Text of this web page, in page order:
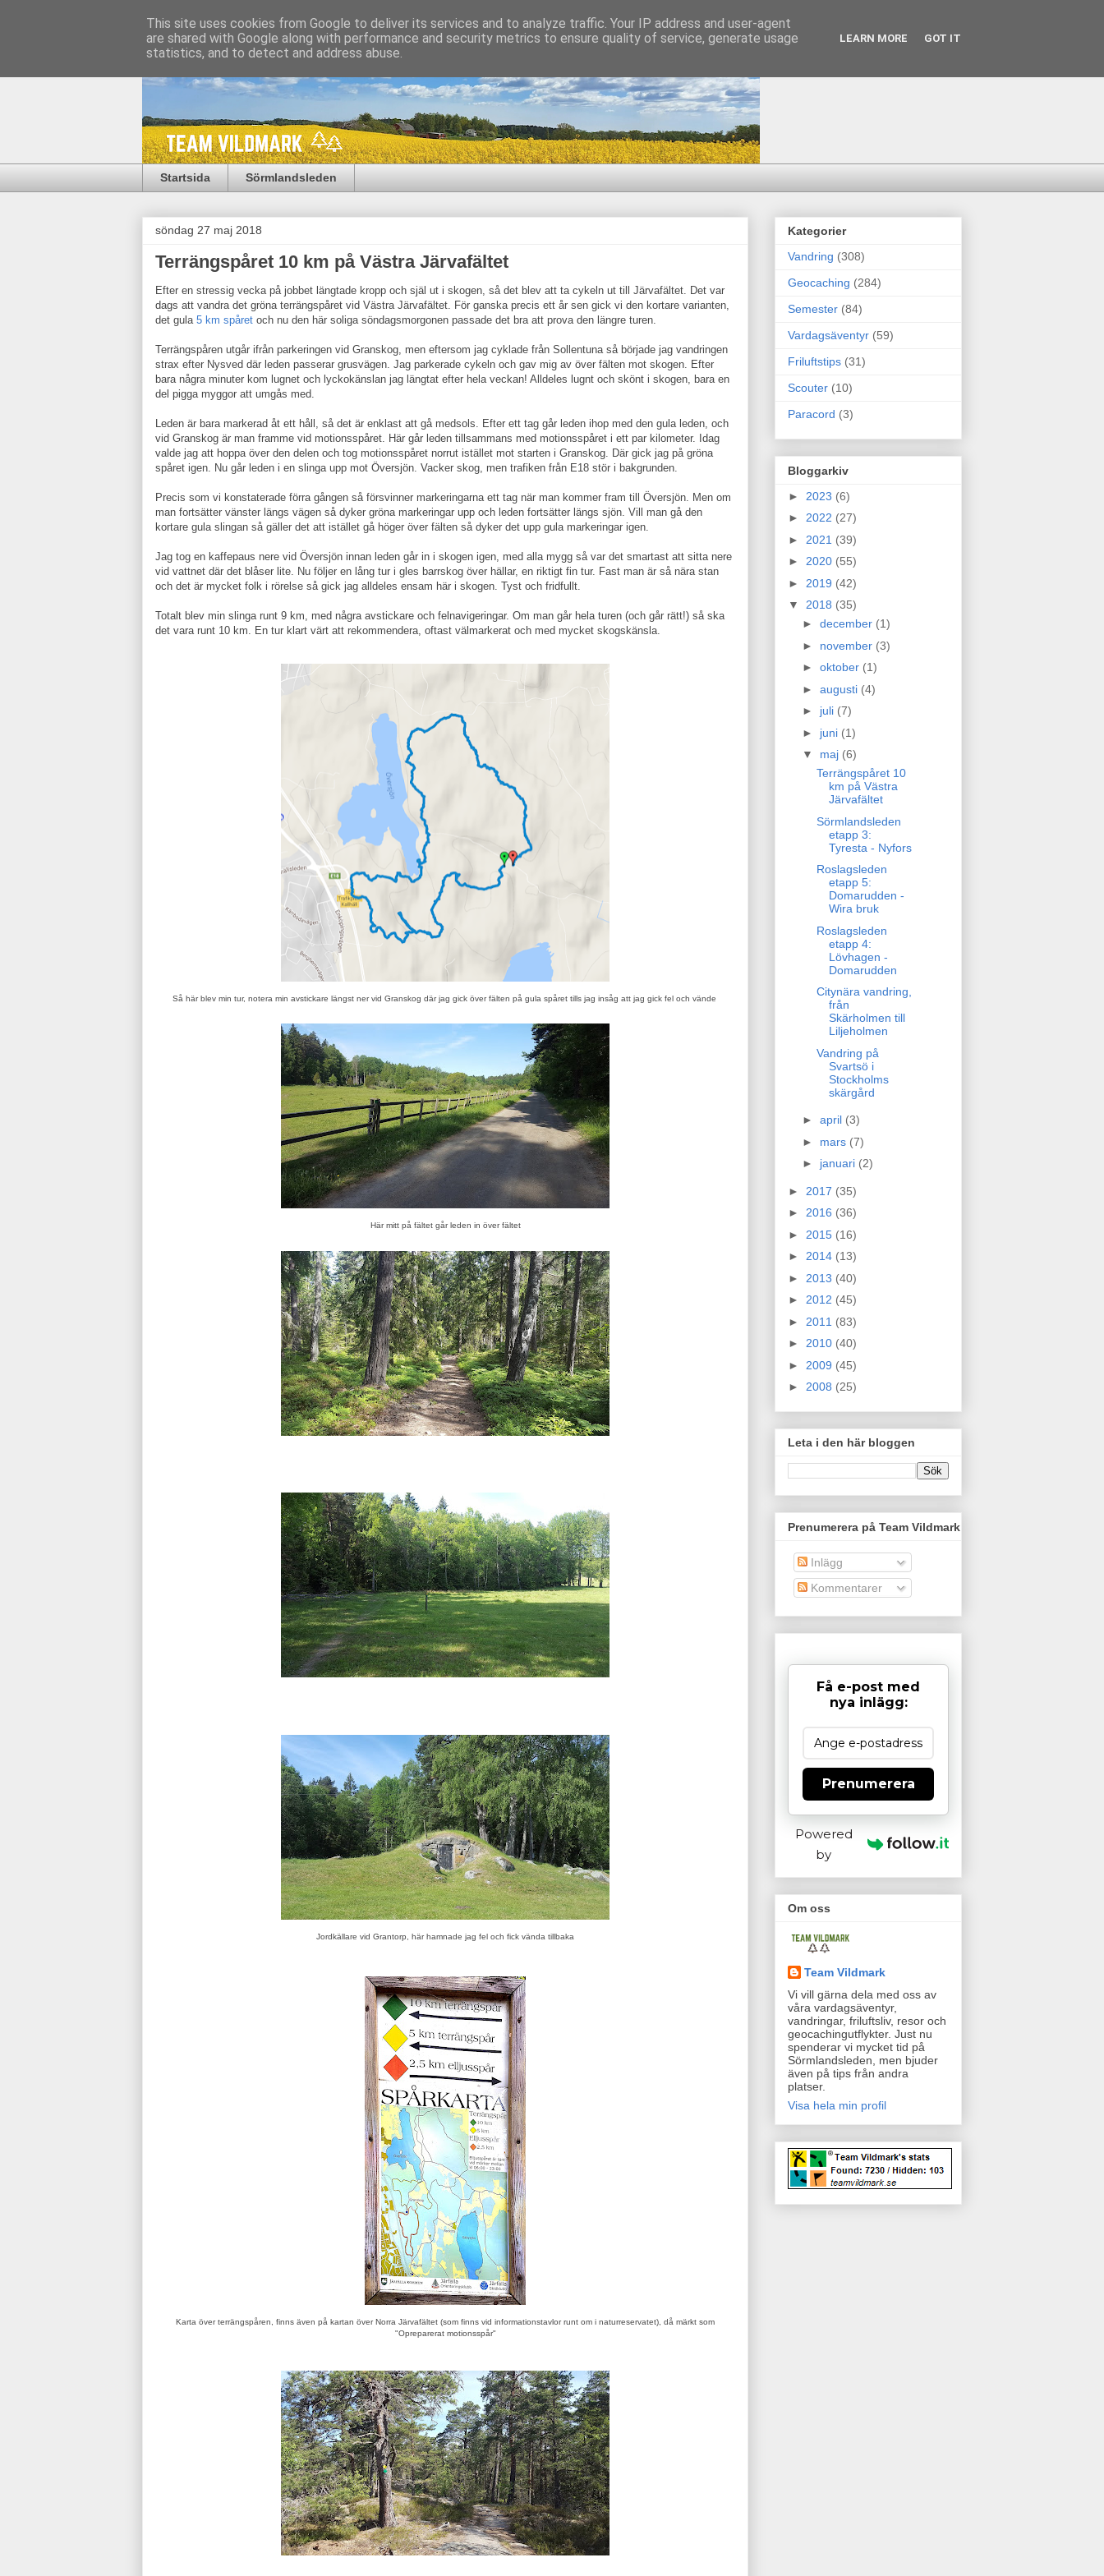
Startsida Sörmlandsleden
söndag 27 maj 2018
Terrängspåret 10 km på Västra Järvafältet
Efter en stressig vecka på jobbet längtade kropp och själ ut i skogen, så det blev att ta cykeln ut till Järvafältet. Det var
dags att vandra det gröna terrängspåret vid Västra Järvafältet. För ganska precis ett år sen gick vi den kortare varianten,
det gula 5 km spåret och nu den här soliga söndagsmorgonen passade det bra att prova den längre turen.
Terrängspåren utgår ifrån parkeringen vid Granskog, men eftersom jag cyklade från Sollentuna så började jag vandringen
strax efter Nysved där leden passerar grusvägen. Jag parkerade cykeln och gav mig av över fälten mot skogen. Efter
bara några minuter kom lugnet och lyckokänslan jag längtat efter hela veckan! Alldeles lugnt och skönt i skogen, bara en
del pigga myggor att umgås med.
Leden är bara markerad åt ett håll, så det är enklast att gå medsols. Efter ett tag går leden ihop med den gula leden, och
vid Granskog är man framme vid motionsspåret. Här går leden tillsammans med motionsspåret i ett par kilometer. Idag
valde jag att hoppa över den delen och tog motionsspåret norrut istället mot starten i Granskog. Där gick jag på gröna
spåret igen. Nu går leden i en slinga upp mot Översjön. Vacker skog, men trafiken från E18 stör i bakgrunden.
Precis som vi konstaterade förra gången så försvinner markeringarna ett tag när man kommer fram till Översjön. Men om
man fortsätter vänster längs vägen så dyker gröna markeringar upp och leden fortsätter längs sjön. Vill man gå den
kortare gula slingan så gäller det att istället gå höger över fälten så dyker det upp gula markeringar igen.
Jag tog en kaffepaus nere vid Översjön innan leden går in i skogen igen, med alla mygg så var det smartast att sitta nere
vid vattnet där det blåser lite. Nu följer en lång tur i gles barrskog över hällar, en riktigt fin tur. Fast man är så nära stan
och det är mycket folk i rörelse så gick jag alldeles ensam här i skogen. Tyst och fridfullt.
Totalt blev min slinga runt 9 km, med några avstickare och felnavigeringar. Om man går hela turen (och går rätt!) så ska
det vara runt 10 km. En tur klart värt att rekommendera, oftast välmarkerat och med mycket skogskänsla.
Så här blev min tur, notera min avstickare längst ner vid Granskog där jag gick över fälten på gula spåret tills jag insåg att jag gick fel och vände
Här mitt på fältet går leden in över fältet
Jordkällare vid Grantorp, här hamnade jag fel och fick vända tillbaka
Karta över terrängspåren, finns även på kartan över Norra Järvafältet (som finns vid informationstavlor runt om i naturreservatet), då märkt som
"Opreparerat motionsspår"
Kategorier
Vandring (308)
Geocaching (284)
Semester (84)
Vardagsäventyr (59)
Friluftstips (31)
Scouter (10)
Paracord (3)
Bloggarkiv
► 2023 (6)
► 2022 (27)
► 2021 (39)
► 2020 (55)
► 2019 (42)
▼ 2018 (35)
► december (1)
► november (3)
► oktober (1)
► augusti (4)
► juli (7)
► juni (1)
▼ maj (6)
Terrängspåret 10
km på Västra
Järvafältet
Sörmlandsleden
etapp 3:
Tyresta - Nyfors
Roslagsleden
etapp 5:
Domarudden -
Wira bruk
Roslagsleden
etapp 4:
Lövhagen -
Domarudden
Citynära vandring,
från
Skärholmen till
Liljeholmen
Vandring på
Svartsö i
Stockholms
skärgård
► april (3)
► mars (7)
► januari (2)
► 2017 (35)
► 2016 (36)
► 2015 (16)
► 2014 (13)
► 2013 (40)
► 2012 (45)
► 2011 (83)
► 2010 (40)
► 2009 (45)
► 2008 (25)
Leta i den här bloggen
Prenumerera på Team Vildmark
Inlägg
Kommentarer
Få e-post med
nya inlägg:
Prenumerera
Powered
by
Om oss
Team Vildmark
Vi vill gärna dela med oss av
våra vardagsäventyr,
vandringar, friluftsliv, resor och
geocachingutflykter. Just nu
spenderar vi mycket tid på
Sörmlandsleden, men bjuder
även på tips från andra
platser.
Visa hela min profil
This site uses cookies from Google to deliver its services and to analyze traffic. Your IP address and user-agent
are shared with Google along with performance and security metrics to ensure quality of service, generate usage
statistics, and to detect and address abuse.
LEARN MORE GOT IT